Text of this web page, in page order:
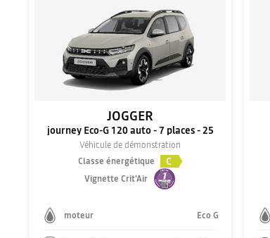
JOGGER
journey Eco-G 120 auto - 7 places - 25
Véhicule de démonstration
Classe énergétique
C
Vignette Crit'Air
moteur Eco G